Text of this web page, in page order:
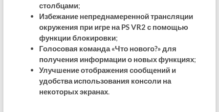
столбцами;
Избежание непреднамеренной трансляции
окружения при игре на PS VR2 с помощью
функции блокировки;
Голосовая команда «Что нового?» для
получения информации о новых функциях;
Улучшение отображения сообщений и
удобства использования консоли на
некоторых экранах.